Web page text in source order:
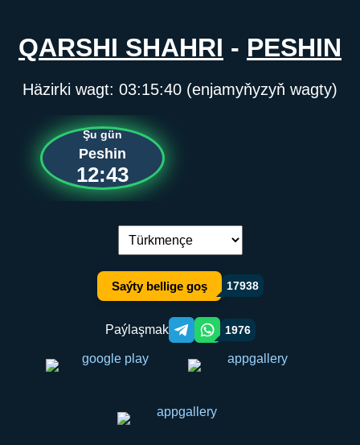
QARSHI SHAHRI - PESHIN
Häzirki wagt: 03:15:40 (enjamyňyzyň wagty)
Şu gün
Peshin
12:43
Dil çalşyryş:
Saýty bellige goş 17938
Paýlaşmak Telegram orqali ulashish
WhatsApp orqali ulashish
1976